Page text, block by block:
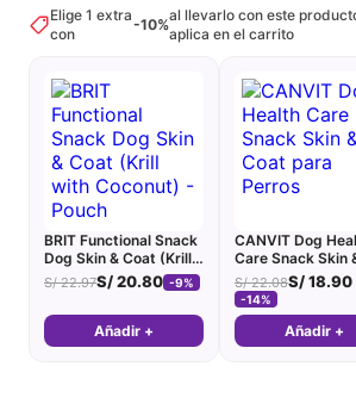
Elige 1 extra
con
-10%
al llevarlo con este
aplica en el carrito
BRIT Functional Snack
Dog Skin & Coat (Krill
with Coconut) - Pouch
S/22.97S/20.80 -9%
Añadir +
CANVIT Dog
Care Snack Skin
Coat para Perros
S/22.08S/18.90
-14%
Añadir +